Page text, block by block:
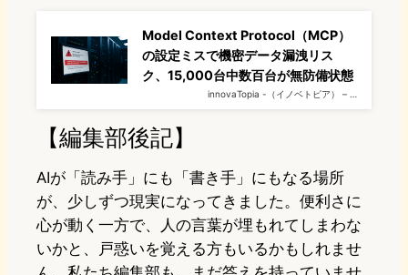
Model Context Protocol（MCP）
の設定ミスで機密データ漏洩リス
ク、15,000台中数百台が無防備状態
innovaTopia -（イノベトピア） – …
【編集部後記】
AIが「読み手」にも「書き手」にもなる場所
が、少しずつ現実になってきました。便利さに
心が動く一方で、人の言葉が埋もれてしまわな
いかと、戸惑いを覚える方もいるかもしれませ